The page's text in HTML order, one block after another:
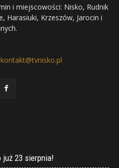
i miejscowości: Nisko, Rudnik
Harasiuki, Krzeszów, Jarocin i
kontakt@tvnisko.pl
już 23 sierpnia!